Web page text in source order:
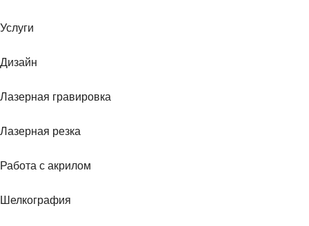
Услуги
Дизайн
Лазерная гравировка
Лазерная резка
Работа с акрилом
Шелкография